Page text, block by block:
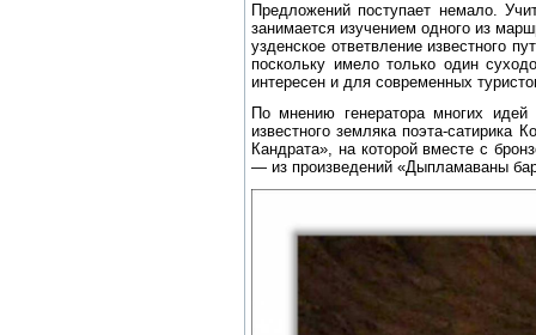
Предложений поступает немало.
занимается изучением одного из
узденское ответвление известного
поскольку имело только один
интересен и для современных
По мнению генератора многих
известного земляка поэта-сатирика
Кандрата», на которой вместе с
— из произведений «Дыпламаваны